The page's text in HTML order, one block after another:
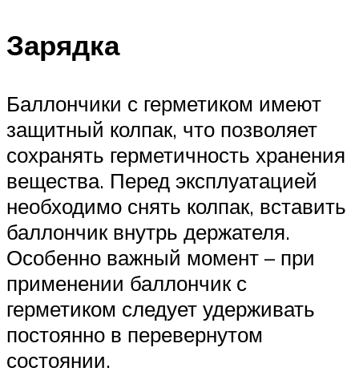
Зарядка
Баллончики с герметиком имеют
защитный колпак, что позволяет
сохранять герметичность хранения
вещества. Перед эксплуатацией
необходимо снять колпак, вставить
баллончик внутрь держателя.
Особенно важный момент – при
применении баллончик с
герметиком следует удерживать
постоянно в перевернутом
состоянии.